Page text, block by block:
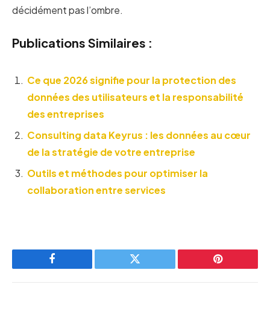
décidément pas l’ombre.
Publications Similaires :
Ce que 2026 signifie pour la protection des
données des utilisateurs et la responsabilité
des entreprises
Consulting data Keyrus : les données au cœur
de la stratégie de votre entreprise
Outils et méthodes pour optimiser la
collaboration entre services
Facebook Twitter Pinterest